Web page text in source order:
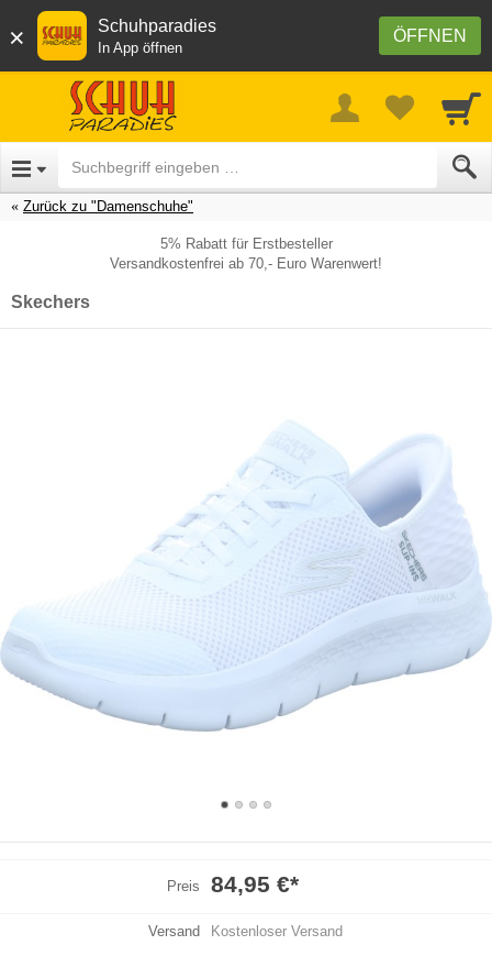
× ÖFFNEN
Schuhparadies
In App öffnen
Zurück zu "Damenschuhe"
5% Rabatt für Erstbesteller
Versandkostenfrei ab 70,- Euro Warenwert!
Skechers
Preis 84,95 €*
Versand Kostenloser Versand